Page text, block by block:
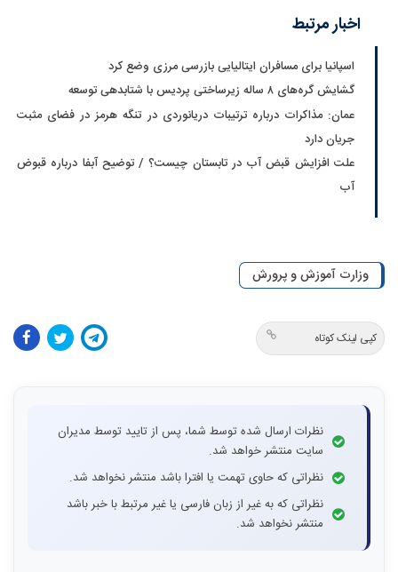
اخبار مرتبط
اسپانیا برای مسافران ایتالیایی بازرسی مرزی وضع کرد
گشایش گره‌های ۸ ساله زیرساختی پردیس با شتابدهی توسعه
عمان: مذاکرات درباره ترتیبات دریانوردی در تنگه هرمز در فضای مثبت
جریان دارد
علت افزایش قبض آب در تابستان چیست؟ / توضیح آبفا درباره قبوض
آب
وزارت آموزش و پرورش
کپی لینک کوتاه
نظرات ارسال شده توسط شما، پس از تایید توسط مدیران
سایت منتشر خواهد شد.
نظراتی که حاوی تهمت یا افترا باشد منتشر نخواهد شد.
نظراتی که به غیر از زبان فارسی یا غیر مرتبط با خبر باشد
منتشر نخواهد شد.